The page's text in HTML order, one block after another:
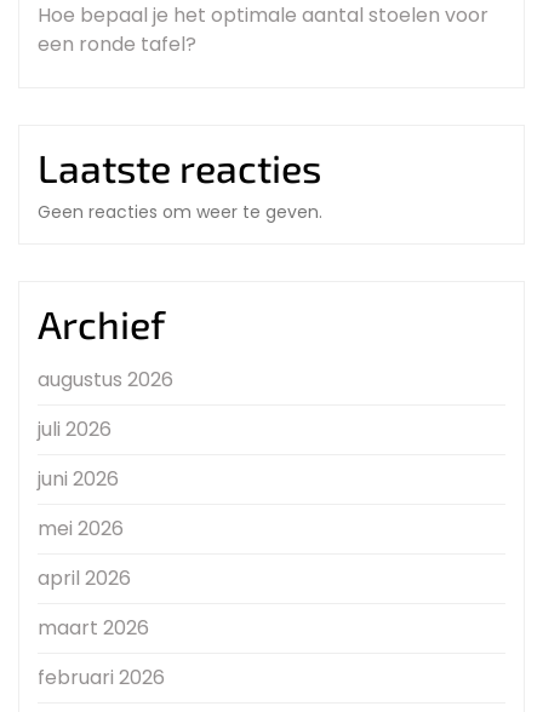
Hoe bepaal je het optimale aantal stoelen voor
een ronde tafel?
Laatste reacties
Geen reacties om weer te geven.
Archief
augustus 2026
juli 2026
juni 2026
mei 2026
april 2026
maart 2026
februari 2026